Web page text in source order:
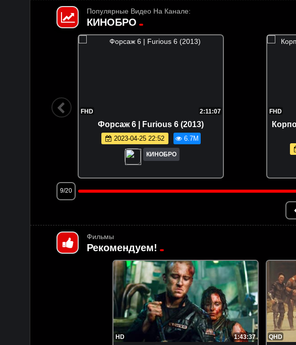
Популярные Видео На Канале:
КИНОБРО
FHD 2:11:07
Форсаж 6 | Furious 6 (2013)
2023-04-25 22:52 6.7M
КИНОБРО
FHD
12/20
Фильмы
Рекомендуем!
HD 1:43:37 QHD